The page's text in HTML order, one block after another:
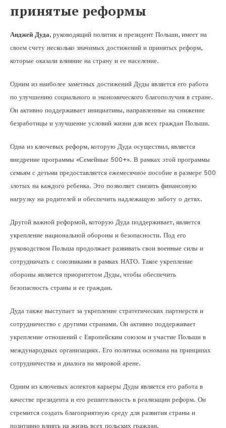
принятые реформы
Анджей Дуда, руководящий политик и президент Польши, имеет на
своем счету несколько значимых достижений и принятых реформ,
которые оказали влияние на страну и ее население.
Одним из наиболее заметных достижений Дуды является его работа
по улучшению социального и экономического благополучия в стране.
Он активно поддерживает инициативы, направленные на снижение
безработицы и улучшение условий жизни для всех граждан Польши.
Одна из ключевых реформ, которую Дуда осуществил, является
внедрение программы «Семейные 500+». В рамках этой программы
семьям с детьми предоставляется ежемесячное пособие в размере 500
злотых на каждого ребенка. Это позволяет снизить финансовую
нагрузку на родителей и обеспечить надлежащую заботу о детях.
Другой важной реформой, которую Дуда поддерживает, является
укрепление национальной обороны и безопасности. Под его
руководством Польша продолжает развивать свои военные силы и
сотрудничать с союзниками в рамках НАТО. Такое укрепление
обороны является приоритетом Дуды, чтобы обеспечить
безопасность страны и ее граждан.
Дуда также выступает за укрепление стратегических партнерств и
сотрудничество с другими странами. Он активно поддерживает
укрепление отношений с Европейским союзом и участие Польши в
международных организациях. Его политика основана на принципах
сотрудничества и диалога на мировой арене.
Одним из ключевых аспектов карьеры Дуды является его работа в
качестве президента и его решительность в реализации реформ. Он
стремится создать благоприятную среду для развития страны и
позитивно влиять на жизнь всех польских граждан.